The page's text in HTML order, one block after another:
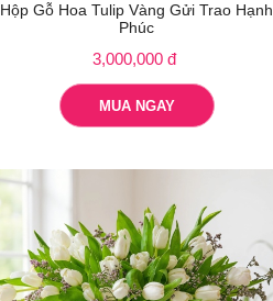
Hộp Gỗ Hoa Tulip Vàng Gửi Trao Hạnh
Phúc
3,000,000 đ
MUA NGAY